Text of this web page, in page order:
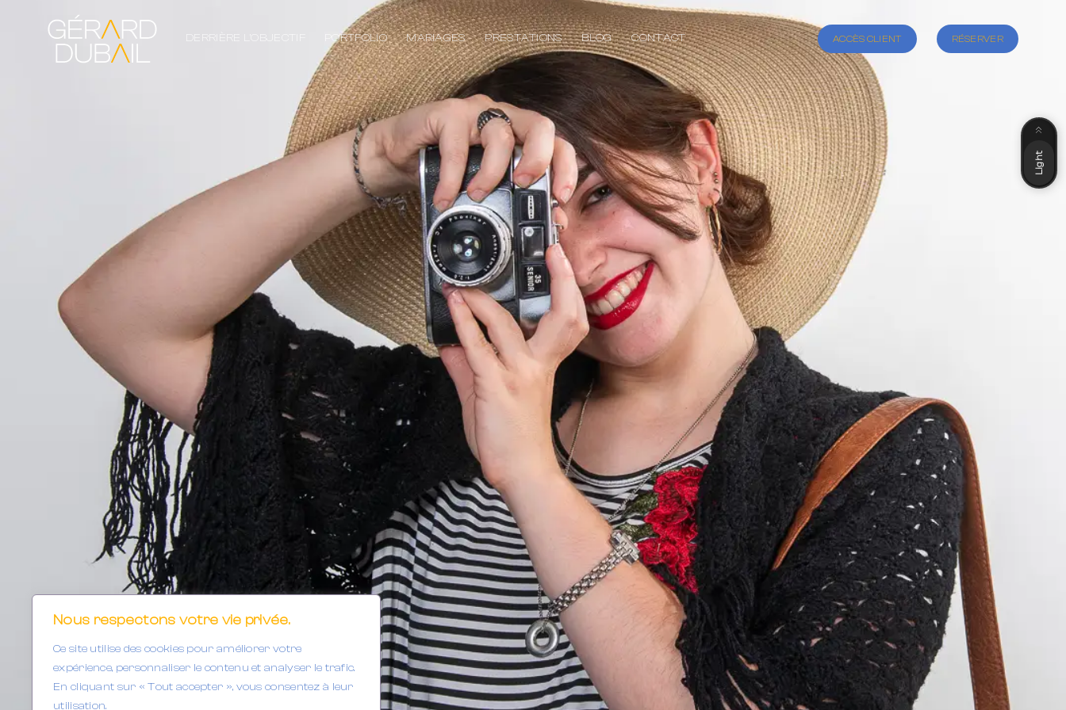
Nous respectons votre vie privée.
Ce site utilise des cookies pour améliorer votre
expérience, personnaliser le contenu et analyser le trafic.
En cliquant sur « Tout accepter », vous consentez à leur
utilisation.
DERRIÈRE L’OBJECTIF PORTFOLIO MARIAGES PRESTATIONS BLOG CONTACT ACCÈS CLIENT RÉSERVER
Light
Dark